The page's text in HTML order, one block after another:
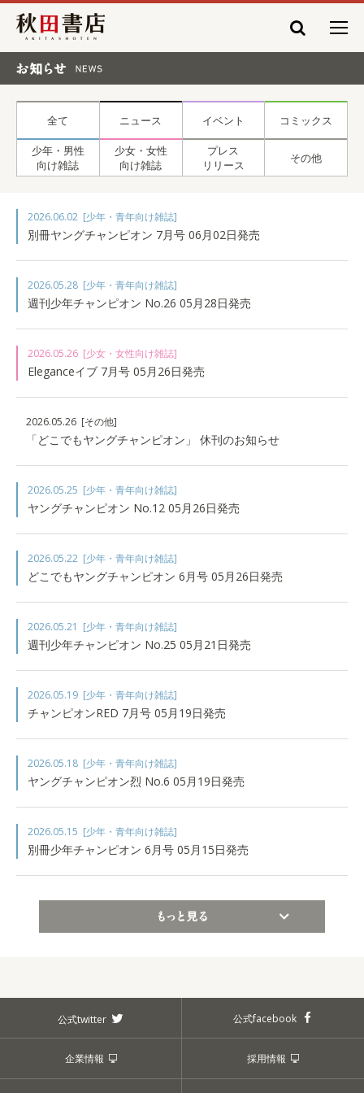
秋田書店
全て ニュース イベント コミックス
少年・男性
向け雑誌
少女・女性
向け雑誌
プレス
リリース
その他
2026.06.02 [少年・青年向け雑誌]
別冊ヤングチャンピオン 7月号 06月02日発売
2026.05.28 [少年・青年向け雑誌]
週刊少年チャンピオン No.26 05月28日発売
2026.05.26 [少女・女性向け雑誌]
Eleganceイブ 7月号 05月26日発売
2026.05.26 [その他]
「どこでもヤングチャンピオン」 休刊のお知らせ
2026.05.25 [少年・青年向け雑誌]
ヤングチャンピオン No.12 05月26日発売
2026.05.22 [少年・青年向け雑誌]
どこでもヤングチャンピオン 6月号 05月26日発売
2026.05.21 [少年・青年向け雑誌]
週刊少年チャンピオン No.25 05月21日発売
2026.05.19 [少年・青年向け雑誌]
チャンピオンRED 7月号 05月19日発売
2026.05.18 [少年・青年向け雑誌]
ヤングチャンピオン烈 No.6 05月19日発売
2026.05.15 [少年・青年向け雑誌]
別冊少年チャンピオン 6月号 05月15日発売
公式twitter 公式facebook
企業情報 採用情報